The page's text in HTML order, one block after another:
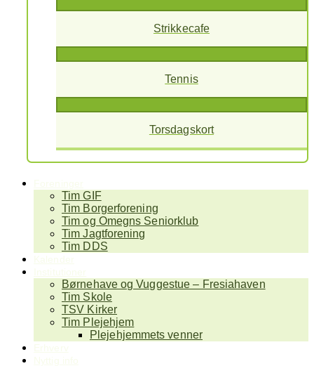
Strikkecafe
Tennis
Torsdagskort
Tim GIF
Tim Borgerforening
Tim og Omegns Seniorklub
Tim Jagtforening
Tim DDS
Børnehave og Vuggestue – Fresiahaven
Tim Skole
TSV Kirker
Tim Plejehjem
Plejehjemmets venner